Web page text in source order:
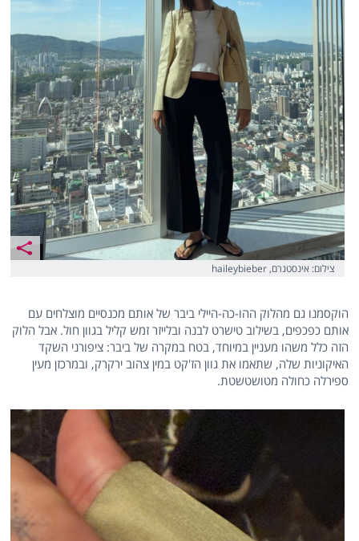
צילום: אינסטגרם, haileybieber
הוקסמנו גם מהלוק ההו-כה-היילי ביבר של אותם מכנסיים מוצלחים עם
אותם כפכפים, בשילוב טישרט לבנה ובלייזר זמש קליל בגוון חול. אבל הלוק
הזה כלל משהו מעניין במיוחד, בטח במקרה של ביבר: ציפורני השקד
האיקוניות שלה, שתאמו את גוון הז'קט במין צהוב ירקרק, ובמרכזן מעין
ספירלה כחולה מטושטשטת.